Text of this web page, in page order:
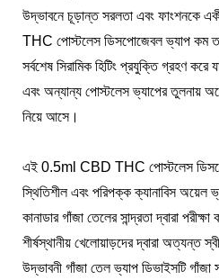
উদ্ভাবনে চূড়ান্ত সরলতা এবং
THC পোস্টলেস ডিসপোজেবল ভ্যাপ কম
সর্বশেষ সিরামিক হিটিং প্রযুক্তি গ্রহণ করে
এবং অন্যান্য পোস্টলেস ভ্যাপের তুলনায়
নিয়ে আসে।
এই 0.5ml CBD THC পোস্টলেস
স্থিতিশীল এবং পরিপক্ক ক্যানাবিস অয়েল
কানাডার গাঁজা তেলের সান্দ্রতা দ্বারা
শীর্ষস্থানীয় খেলোয়াড়দের দ্বারা অত্যন্ত
উদ্ভাবনী গাঁজা তেল ভ্যাপ ডিভাইসটি